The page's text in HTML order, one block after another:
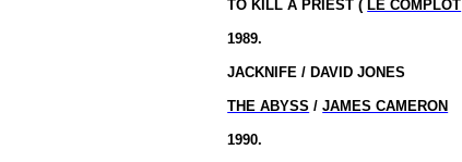
TO KILL A PRIEST ( LE COMPLOT
1989.
JACKNIFE / DAVID JONES
THE ABYSS /JAMES CAMERON
1990.